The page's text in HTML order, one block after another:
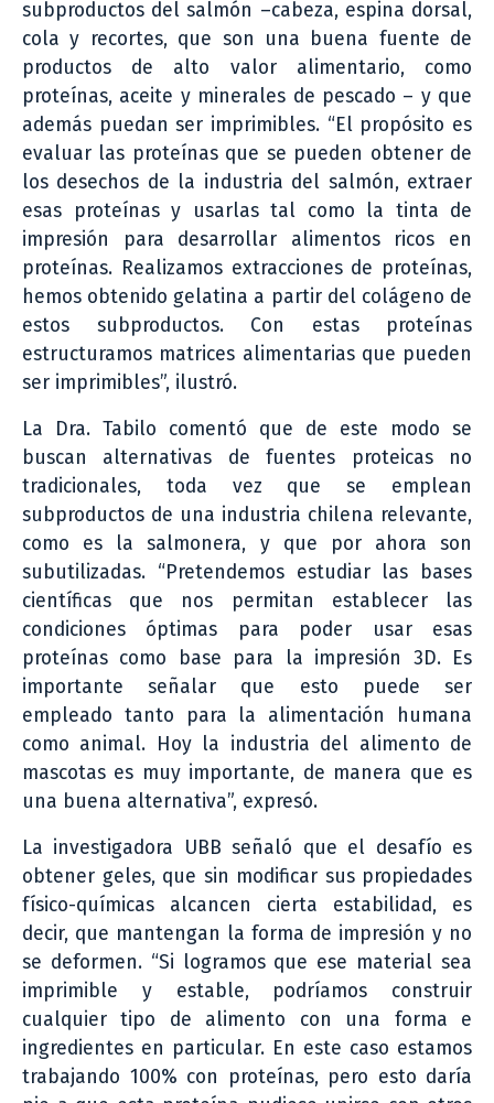
subproductos del salmón –cabeza, espina dorsal,
cola y recortes, que son una buena fuente de
productos de alto valor alimentario, como
proteínas, aceite y minerales de pescado – y que
además puedan ser imprimibles. “El propósito es
evaluar las proteínas que se pueden obtener de
los desechos de la industria del salmón, extraer
esas proteínas y usarlas tal como la tinta de
impresión para desarrollar alimentos ricos en
proteínas. Realizamos extracciones de proteínas,
hemos obtenido gelatina a partir del colágeno de
estos subproductos. Con estas proteínas
estructuramos matrices alimentarias que pueden
ser imprimibles”, ilustró.
La Dra. Tabilo comentó que de este modo se
buscan alternativas de fuentes proteicas no
tradicionales, toda vez que se emplean
subproductos de una industria chilena relevante,
como es la salmonera, y que por ahora son
subutilizadas. “Pretendemos estudiar las bases
científicas que nos permitan establecer las
condiciones óptimas para poder usar esas
proteínas como base para la impresión 3D. Es
importante señalar que esto puede ser
empleado tanto para la alimentación humana
como animal. Hoy la industria del alimento de
mascotas es muy importante, de manera que es
una buena alternativa”, expresó.
La investigadora UBB señaló que el desafío es
obtener geles, que sin modificar sus propiedades
físico-químicas alcancen cierta estabilidad, es
decir, que mantengan la forma de impresión y no
se deformen. “Si logramos que ese material sea
imprimible y estable, podríamos construir
cualquier tipo de alimento con una forma e
ingredientes en particular. En este caso estamos
trabajando 100% con proteínas, pero esto daría